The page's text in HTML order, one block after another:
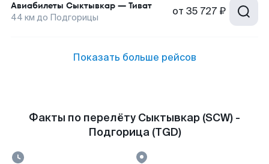
Авиабилеты Сыктывкар — Тиват
44 км до Подгорицы от 35 727 ₽
Показать больше рейсов
Факты по перелёту Сыктывкар (SCW) -
Подгорица (TGD)